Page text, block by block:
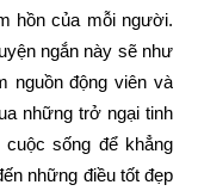
hồn của mỗi người.
ngắn này sẽ như
nguồn động viên và
những trở ngại tinh
sống để khẳng
những điều tốt đẹp